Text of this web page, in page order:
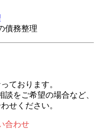
債務整理
ております。
をご希望の場合など、
せください。
合わせ